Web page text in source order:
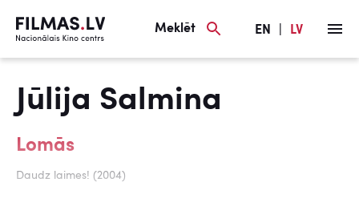
Meklēt EN LV
Jūlija Salmina
Lomās
Daudz laimes! (2004)